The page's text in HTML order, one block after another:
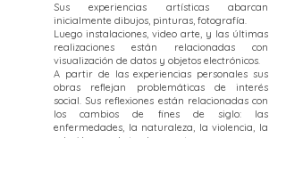
Sus experiencias artísticas abarcan
inicialmente dibujos, pinturas, fotografía.
Luego instalaciones, video arte, y las últimas
realizaciones están relacionadas con
visualización de datos y objetos electrónicos.
A partir de las experiencias personales sus
obras reflejan problemáticas de interés
social. Sus reflexiones están relacionadas con
los cambios de fines de siglo: las
enfermedades, la naturaleza, la violencia, la
relación con el otro, la muerte.